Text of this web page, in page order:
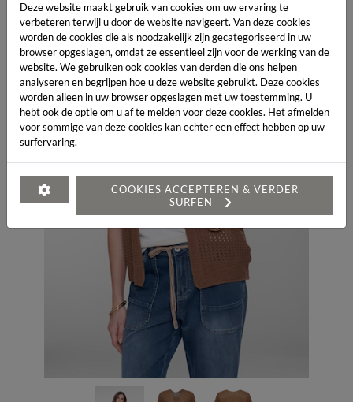
Deze website maakt gebruik van cookies om uw ervaring te
verbeteren terwijl u door de website navigeert. Van deze cookies
worden de cookies die als noodzakelijk zijn gecategoriseerd in uw
browser opgeslagen, omdat ze essentieel zijn voor de werking van de
website. We gebruiken ook cookies van derden die ons helpen
analyseren en begrijpen hoe u deze website gebruikt. Deze cookies
worden alleen in uw browser opgeslagen met uw toestemming. U
hebt ook de optie om u af te melden voor deze cookies. Het afmelden
voor sommige van deze cookies kan echter een effect hebben op uw
surfervaring.
COOKIES ACCEPTEREN & VERDER
SURFEN